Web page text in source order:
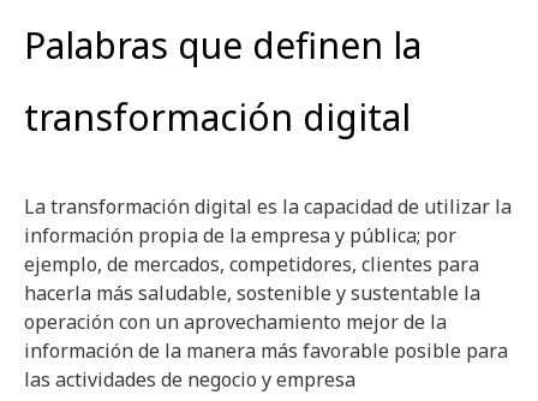
Palabras que definen la
transformación digital
La transformación digital es la capacidad de utilizar la
información propia de la empresa y pública; por
ejemplo, de mercados, competidores, clientes para
hacerla más saludable, sostenible y sustentable la
operación con un aprovechamiento mejor de la
información de la manera más favorable posible para
las actividades de negocio y empresa